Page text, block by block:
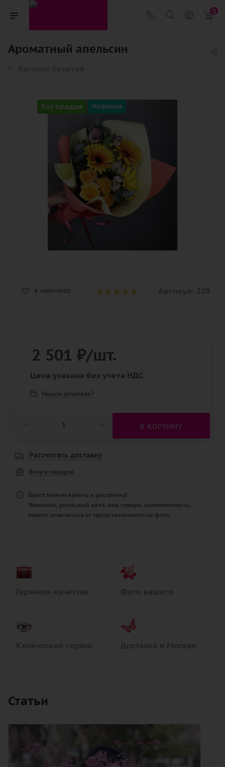
0
Ароматный апельсин
Хит продаж Новинка
В ИЗБРАННОЕ
2 501 ₽/шт.
Цена указана без учета НДС
Нашли дешевле?
В КОРЗИНУ
Рассчитать доставку
Хочу в подарок
Букет можно купить в рассрочку!
Упаковка, реальный цвет, вид товара, комплектность,
может отличаться от представленного на фото.
Гарантия качества Фото вашего
Клиентский сервис Доставка в Москве
Статьи